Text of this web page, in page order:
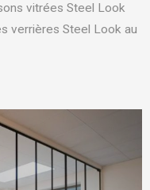
vitrées Steel Look
verrières Steel Look au